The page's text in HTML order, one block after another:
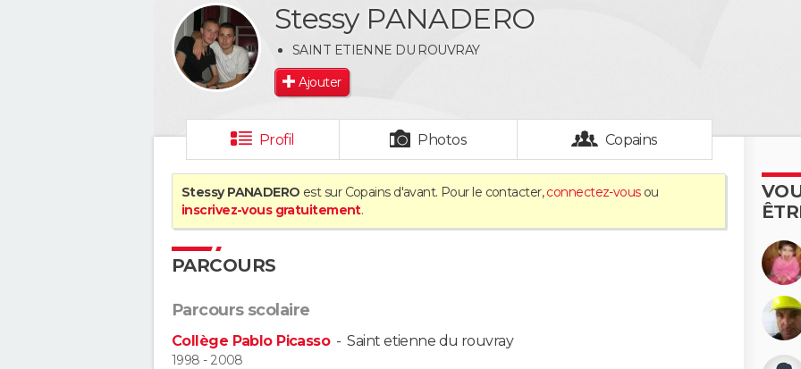
Stessy PANADERO
SAINT ETIENNE DU ROUVRAY
Ajouter
Profil Photos Copains
Stessy PANADERO est sur Copains d'avant. Pour le contacter,connectez-vousou
inscrivez-vous gratuitement.
PARCOURS
Parcours scolaire
Collège Pablo Picasso-Saint etienne du rouvray
1998 - 2008